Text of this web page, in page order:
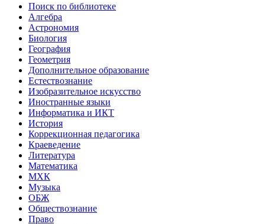
Поиск по библиотеке
Алгебра
Астрономия
Биология
География
Геометрия
Дополнительное образование
Естествознание
Изобразительное искусство
Иностранные языки
Информатика и ИКТ
История
Коррекционная педагогика
Краеведение
Литература
Математика
МХК
Музыка
ОБЖ
Обществознание
Право